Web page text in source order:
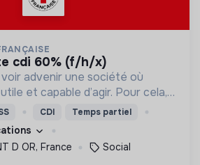
cdi 60% (f/h/x)
advenir une société où
et capable d’agir. Pour cela,
moyens et des lieux
et adaptés à tous.
CDI Temps partiel
D OR, France
Social